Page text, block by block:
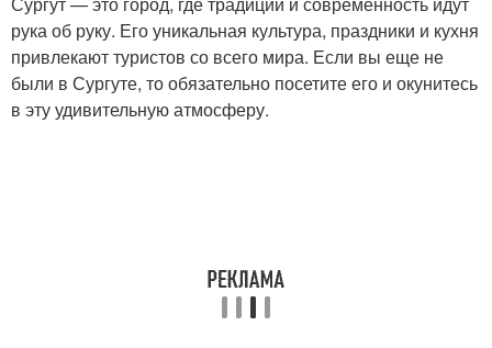
рука об руку. Его уникальная культура, праздники и кухня
привлекают туристов со всего мира. Если вы еще не
были в Сургуте, то обязательно посетите его и окунитесь
в эту удивительную атмосферу.